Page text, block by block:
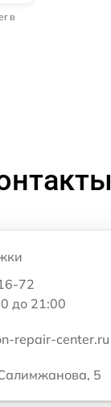
в
72
до 21:00
repair-center.ru
5